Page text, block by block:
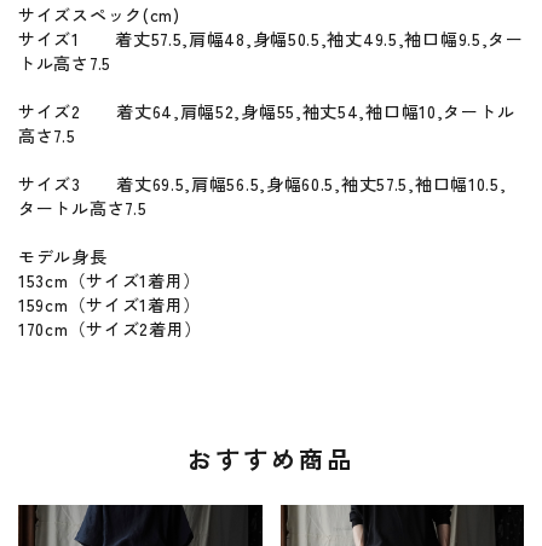
サイズスペック(cm)
サイズ1 着丈57.5,肩幅48,身幅50.5,袖丈49.5,袖口幅9.5,ター
トル高さ7.5
サイズ2 着丈64,肩幅52,身幅55,袖丈54,袖口幅10,タートル
高さ7.5
サイズ3 着丈69.5,肩幅56.5,身幅60.5,袖丈57.5,袖口幅10.5,
タートル高さ7.5
モデル身長
153cm（サイズ1着用）
159cm（サイズ1着用）
170cm（サイズ2着用）
おすすめ商品